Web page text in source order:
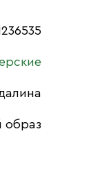
образ